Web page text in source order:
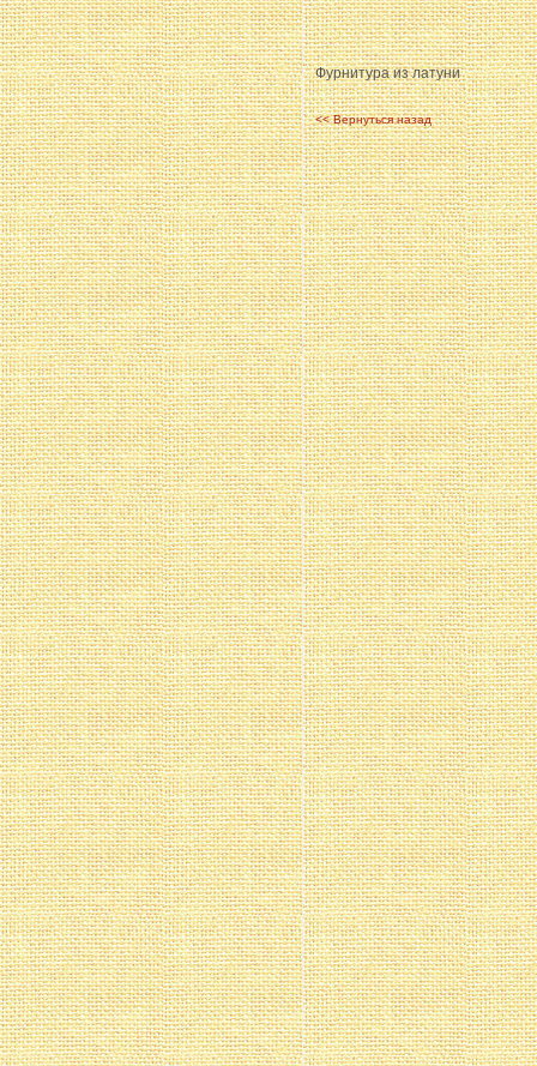
Фурнитура из латуни
<< Вернуться назад